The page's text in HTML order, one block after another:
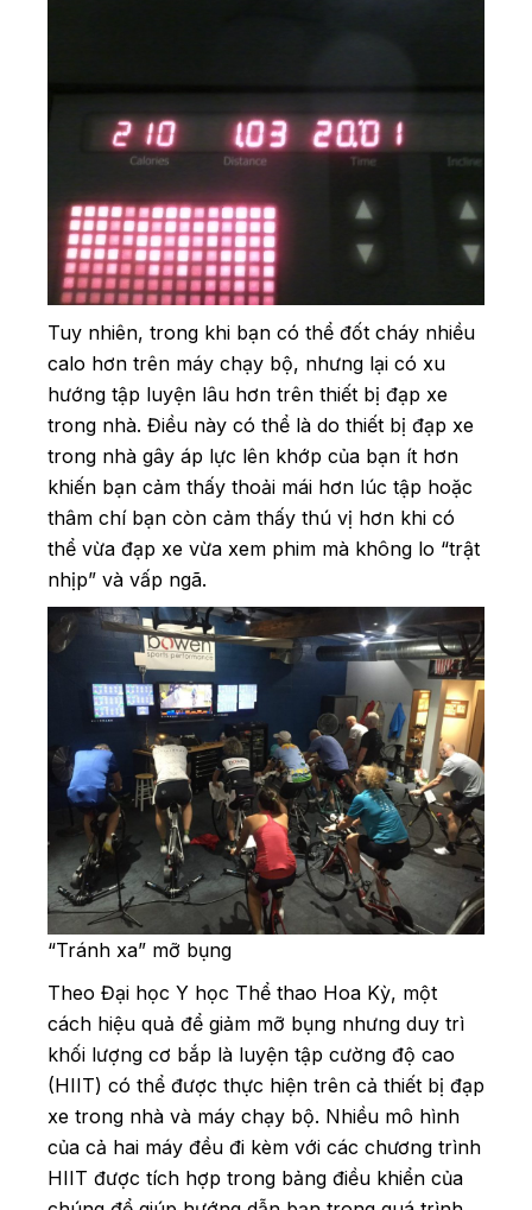
Tuy nhiên, trong khi bạn có thể đốt cháy nhiều
calo hơn trên máy chạy bộ, nhưng lại có xu
hướng tập luyện lâu hơn trên thiết bị đạp xe
trong nhà. Điều này có thể là do thiết bị đạp xe
trong nhà gây áp lực lên khớp của bạn ít hơn
khiến bạn cảm thấy thoải mái hơn lúc tập hoặc
thâm chí bạn còn cảm thấy thú vị hơn khi có
thể vừa đạp xe vừa xem phim mà không lo “trật
nhịp” và vấp ngã.
“Tránh xa” mỡ bụng
Theo Đại học Y học Thể thao Hoa Kỳ, một
cách hiệu quả để giảm mỡ bụng nhưng duy trì
khối lượng cơ bắp là luyện tập cường độ cao
(HIIT) có thể được thực hiện trên cả thiết bị đạp
xe trong nhà và máy chạy bộ. Nhiều mô hình
của cả hai máy đều đi kèm với các chương trình
HIIT được tích hợp trong bảng điều khiển của